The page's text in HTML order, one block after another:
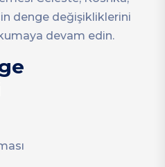
denge değişikliklerini
devam edin.